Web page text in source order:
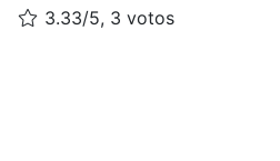
3.33/5, 3 votos